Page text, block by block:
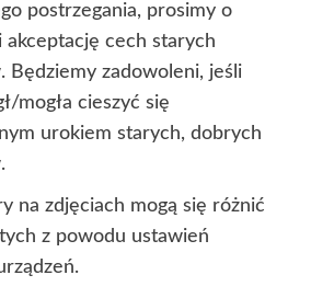
postrzegania, prosimy o
akceptację cech starych
Będziemy zadowoleni, jeśli
mogła cieszyć się
urokiem starych, dobrych
na zdjęciach mogą się różnić
z powodu ustawień